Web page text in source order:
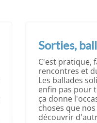
Sorties,
C'est pratique,
rencontres et
Les ballades
enfin pas pour
ça donne
choses que
découvrir